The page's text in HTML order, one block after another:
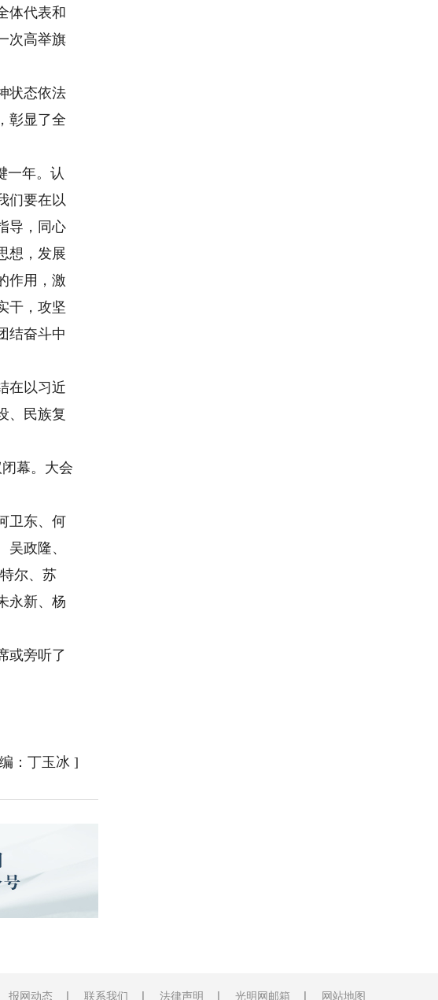
体代表和
次高举旗
状态依法
彰显了全
一年。认
们要在以
导，同心
想，发展
作用，激
干，攻坚
结奋斗中
在以习近
、民族复
幕。大会
卫东、何
政隆、
尔、苏
永新、杨
或旁听了
：丁玉冰 ]
报网动态 联系我们 法律声明 光明网邮箱 网站地图